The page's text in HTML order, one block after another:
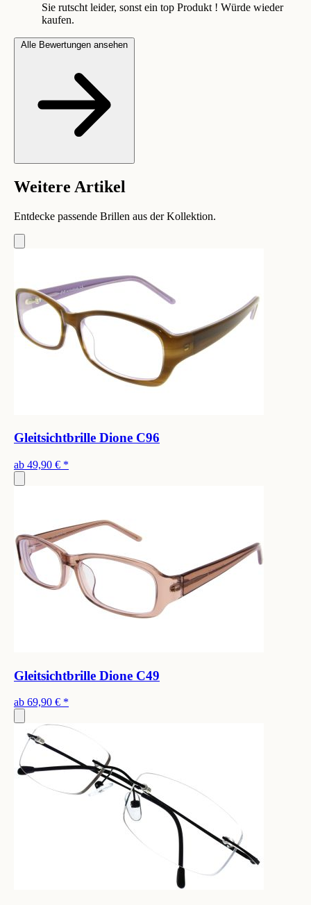
Sie rutscht leider, sonst ein top Produkt ! Würde wieder
kaufen.
Alle Bewertungen ansehen
Weitere Artikel
Entdecke passende Brillen aus der Kollektion.
Gleitsichtbrille Dione C96
ab 49,90 € *
Gleitsichtbrille Dione C49
ab 69,90 € *